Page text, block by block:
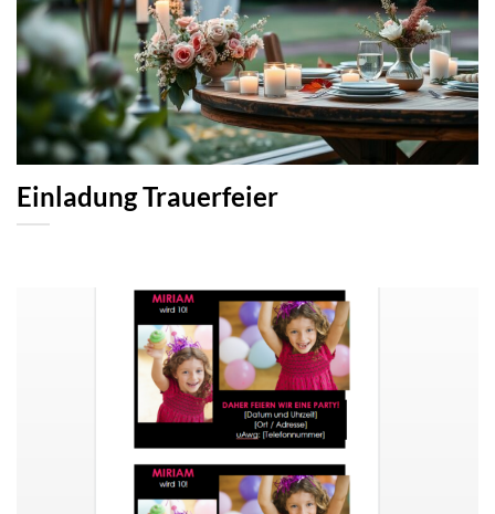
Einladung Trauerfeier